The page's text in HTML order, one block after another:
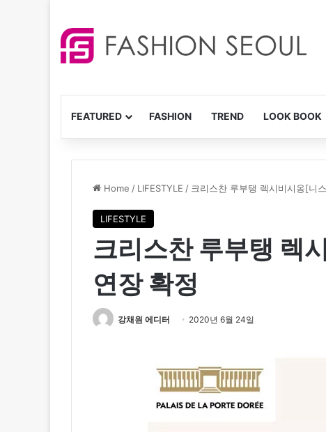
FEATURED FASHION TREND LOOK BOOK
Home / LIFESTYLE / 크리스찬 루부탱 렉시비시옹[니
LIFESTYLE
크리스찬 루부탱 렉
연장 확정
강채원 에디터 2020년 6월 24일